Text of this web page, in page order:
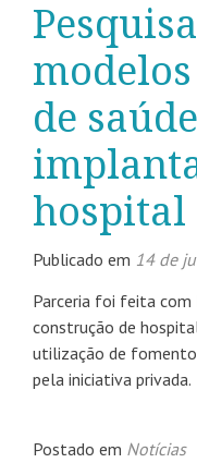
de
hospital
Publicado em 14 de
Parceria foi feita
construção de
utilização de
pela iniciativa privada.
Postado em Notícias